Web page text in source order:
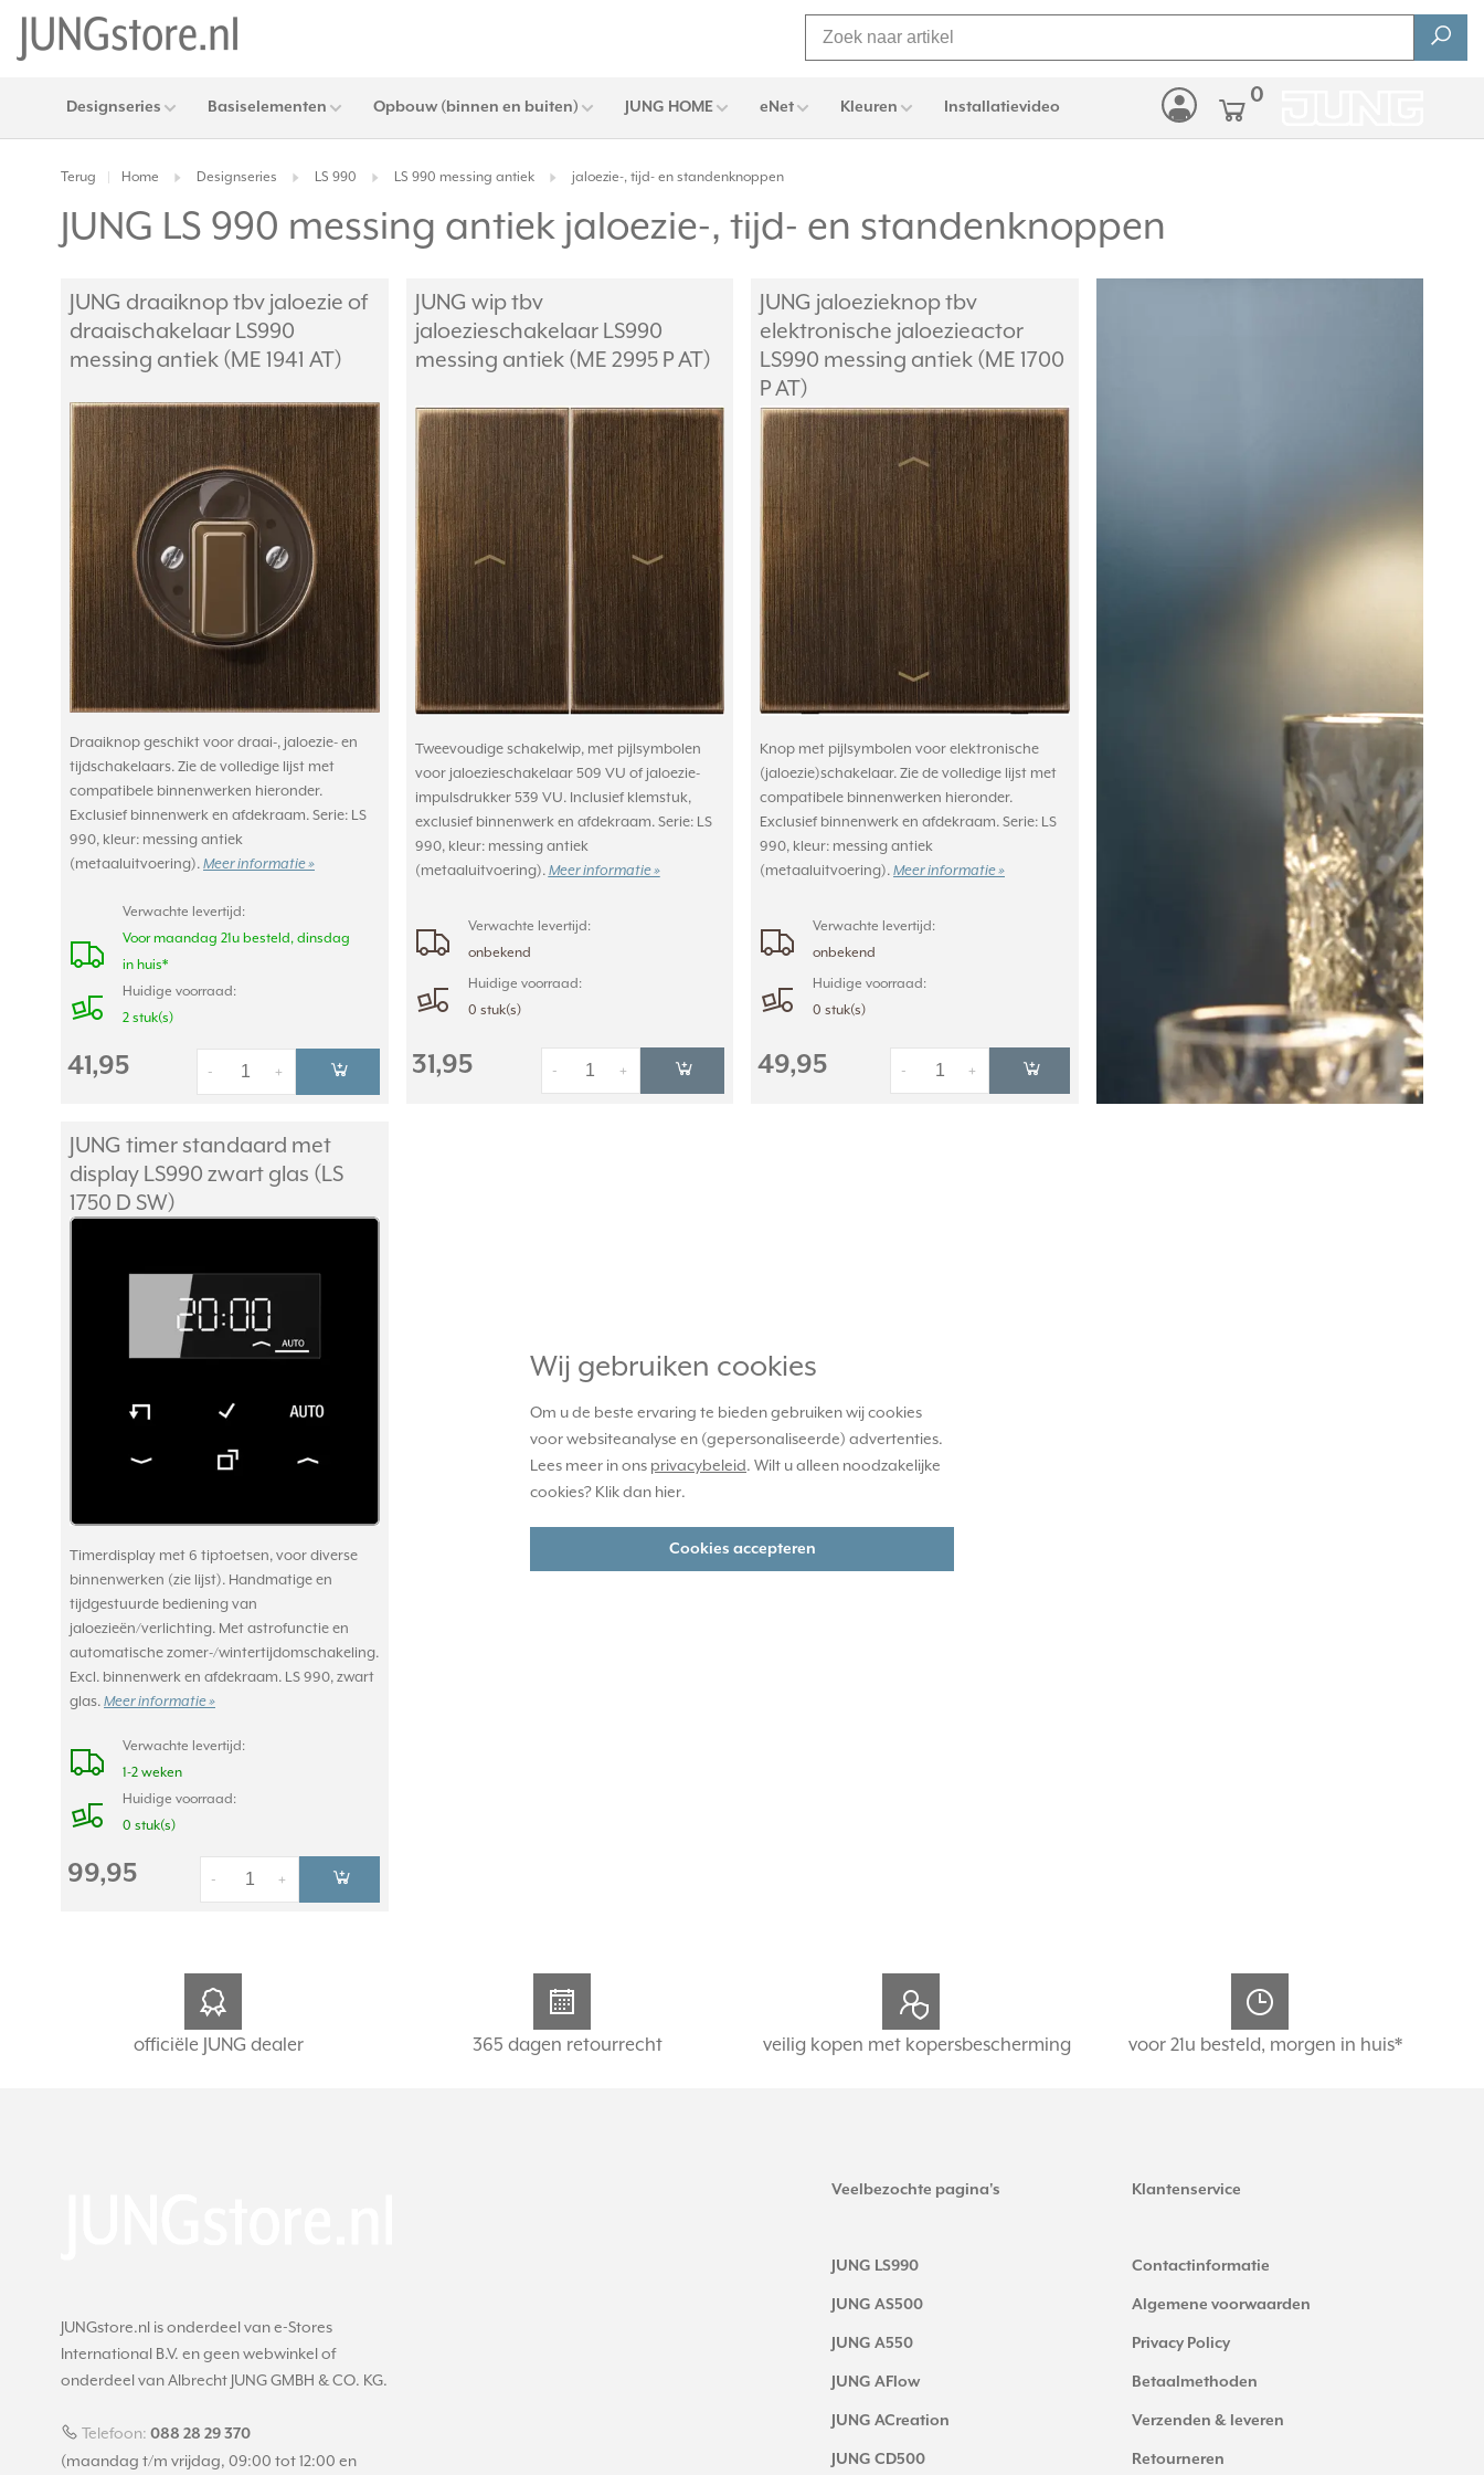
Wij gebruiken cookies
Om u de beste ervaring te bieden gebruiken wij cookies
voor websiteanalyse en (gepersonaliseerde) advertenties.
Lees meer in ons privacybeleid. Wilt u alleen noodzakelijke
cookies? Klik dan hier.
Cookies accepteren
Designseries Basiselementen Opbouw (binnen en buiten) JUNG HOME eNet Kleuren Installatievideo 0
Terug Home Designseries LS 990 LS 990 messing antiek jaloezie-, tijd- en standenknoppen
JUNG LS 990 messing antiek jaloezie-, tijd- en standenknoppen
JUNG draaiknop tbv jaloezie of
draaischakelaar LS990
messing antiek (ME 1941 AT)
Draaiknop geschikt voor draai-, jaloezie- en
tijdschakelaars. Zie de volledige lijst met
compatibele binnenwerken hieronder.
Exclusief binnenwerk en afdekraam. Serie: LS
990, kleur: messing antiek
(metaaluitvoering). Meer informatie »
Verwachte levertijd:
Voor maandag 21u besteld, dinsdag
in huis*
Huidige voorraad:
2 stuk(s)
41,95 +
-
JUNG wip tbv
jaloezieschakelaar LS990
messing antiek (ME 2995 P AT)
Tweevoudige schakelwip, met pijlsymbolen
voor jaloezieschakelaar 509 VU of jaloezie-
impulsdrukker 539 VU. Inclusief klemstuk,
exclusief binnenwerk en afdekraam. Serie: LS
990, kleur: messing antiek
(metaaluitvoering). Meer informatie »
Verwachte levertijd:
onbekend
Huidige voorraad:
0 stuk(s)
31,95 +
-
JUNG jaloezieknop tbv
elektronische jaloezieactor
LS990 messing antiek (ME 1700
P AT)
Knop met pijlsymbolen voor elektronische
(jaloezie)schakelaar. Zie de volledige lijst met
compatibele binnenwerken hieronder.
Exclusief binnenwerk en afdekraam. Serie: LS
990, kleur: messing antiek
(metaaluitvoering). Meer informatie »
Verwachte levertijd:
onbekend
Huidige voorraad:
0 stuk(s)
49,95 +
-
JUNG timer standaard met
display LS990 zwart glas (LS
1750 D SW)
Timerdisplay met 6 tiptoetsen, voor diverse
binnenwerken (zie lijst). Handmatige en
tijdgestuurde bediening van
jaloezieën/verlichting. Met astrofunctie en
automatische zomer-/wintertijdomschakeling.
Excl. binnenwerk en afdekraam. LS 990, zwart
glas. Meer informatie »
Verwachte levertijd:
1-2 weken
Huidige voorraad:
0 stuk(s)
99,95 +
-
officiële JUNG dealer 365 dagen retourrecht veilig kopen met kopersbescherming voor 21u besteld, morgen in huis*
JUNGstore.nl is onderdeel van e-Stores
International B.V. en geen webwinkel of
onderdeel van Albrecht JUNG GMBH & CO. KG.
Telefoon: 088 28 29 370
(maandag t/m vrijdag, 09:00 tot 12:00 en
Veelbezochte pagina's
JUNG LS990
JUNG AS500
JUNG A550
JUNG AFlow
JUNG ACreation
JUNG CD500
Klantenservice
Contactinformatie
Algemene voorwaarden
Privacy Policy
Betaalmethoden
Verzenden & leveren
Retourneren